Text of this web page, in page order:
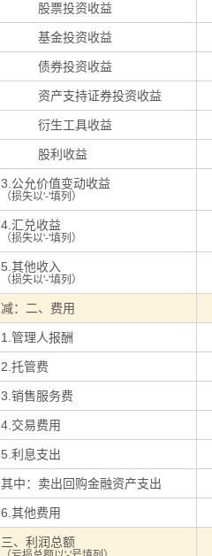
股票投资收益
基金投资收益
债券投资收益
资产支持证券投资收益
衍生工具收益
股利收益
3.公允价值变动收益
（损失以'-'填列）
4.汇兑收益
（损失以'-'填列）
5.其他收入
（损失以'-'填列）
减：二、费用
1.管理人报酬
2.托管费
3.销售服务费
4.交易费用
5.利息支出
其中：卖出回购金融资产支出
6.其他费用
三、利润总额